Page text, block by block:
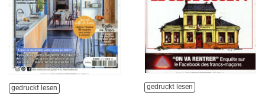
gedruckt lesen
gedruckt lesen